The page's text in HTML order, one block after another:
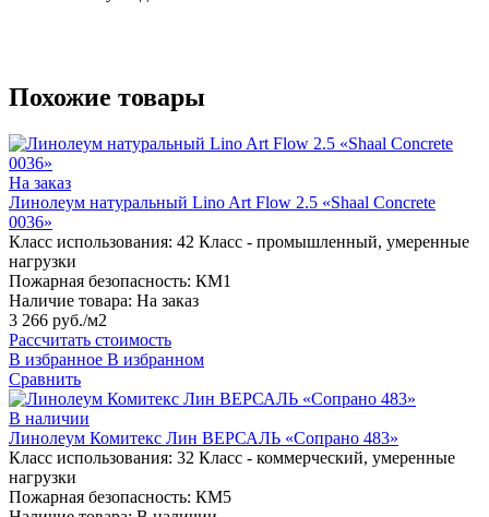
Похожие товары
На заказ
Линолеум натуральный Lino Art Flow 2.5 «Shaal Concrete
0036»
Класс использования: 42 Класс - промышленный, умеренные
нагрузки
Пожарная безопасность: КМ1
Наличие товара: На заказ
3 266 руб./м2
Рассчитать стоимость
В избранное В избранном
Сравнить
В наличии
Линолеум Комитекс Лин ВЕРСАЛЬ «Сопрано 483»
Класс использования: 32 Класс - коммерческий, умеренные
нагрузки
Пожарная безопасность: КМ5